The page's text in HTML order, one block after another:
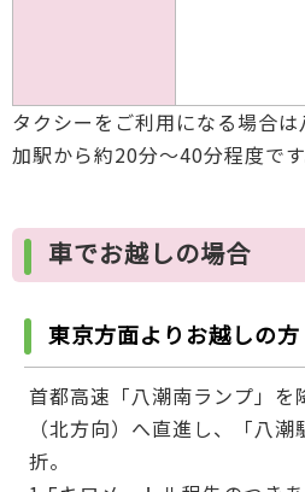
タクシーをご利用になる場合
加駅から約20分～40分程度です
車でお越しの場合
東京方面よりお越しの方
首都高速「八潮南ランプ」を
（北方向）へ直進し、「八
折。